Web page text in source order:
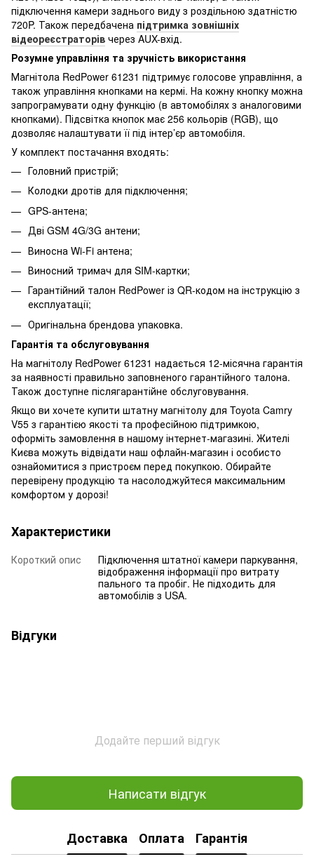
підключення камери заднього виду з роздільною здатністю
720P. Також передбачена підтримка зовнішніх
відеореєстраторів через AUX-вхід.
Розумне управління та зручність використання
Магнітола RedPower 61231 підтримує голосове управління, а
також управління кнопками на кермі. На кожну кнопку можна
запрограмувати одну функцію (в автомобілях з аналоговими
кнопками). Підсвітка кнопок має 256 кольорів (RGB), що
дозволяє налаштувати її під інтер’єр автомобіля.
У комплект постачання входять:
Головний пристрій;
Колодки дротів для підключення;
GPS-антена;
Дві GSM 4G/3G антени;
Виносна Wi-Fi антена;
Виносний тримач для SIM-картки;
Гарантійний талон RedPower із QR-кодом на інструкцію з
експлуатації;
Оригінальна брендова упаковка.
Гарантія та обслуговування
На магнітолу RedPower 61231 надається 12-місячна гарантія
за наявності правильно заповненого гарантійного талона.
Також доступне післягарантійне обслуговування.
Якщо ви хочете купити штатну магнітолу для Toyota Camry
V55 з гарантією якості та професійною підтримкою,
оформіть замовлення в нашому інтернет-магазині. Жителі
Києва можуть відвідати наш офлайн-магазин і особисто
ознайомитися з пристроєм перед покупкою. Обирайте
перевірену продукцію та насолоджуйтеся максимальним
комфортом у дорозі!
Характеристики
Короткий опис
Підключення штатної камери паркування,
відображення інформації про витрату
пального та пробіг. Не підходить для
автомобілів з USA.
Відгуки
Додайте перший відгук
Написати відгук
Доставка Оплата Гарантія